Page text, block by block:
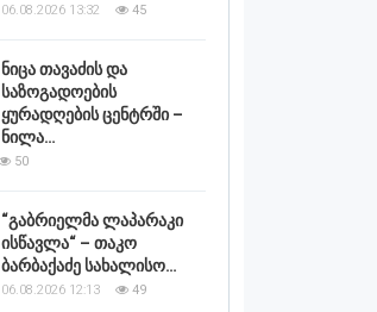
06.08.2026 13:32 45
ნიცა თავაძის და
საზოგადოების
ყურადღების ცენტრში –
ნილა…
50
“გაბრიელმა ლაპარაკი
ისწავლა“ – თაკო
ბარბაქაძე სახალისო…
06.08.2026 12:13 49